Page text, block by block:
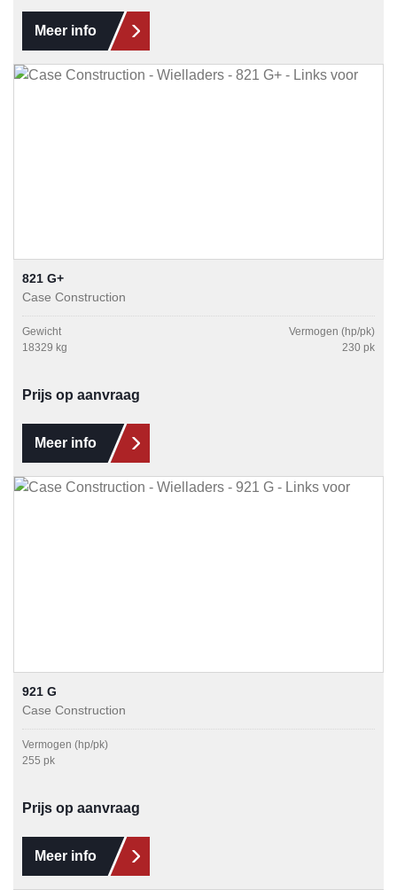
Meer info
821 G+
Case Construction
Gewicht
18329 kg
Vermogen (hp/pk)
230 pk
Prijs op aanvraag
Meer info
921 G
Case Construction
Vermogen (hp/pk)
255 pk
Prijs op aanvraag
Meer info